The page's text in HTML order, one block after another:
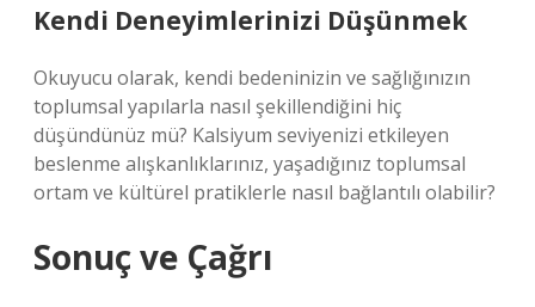
Kendi Deneyimlerinizi Düşünmek
Okuyucu olarak, kendi bedeninizin ve sağlığınızın
toplumsal yapılarla nasıl şekillendiğini hiç
düşündünüz mü? Kalsiyum seviyenizi etkileyen
beslenme alışkanlıklarınız, yaşadığınız toplumsal
ortam ve kültürel pratiklerle nasıl bağlantılı olabilir?
Sonuç ve Çağrı